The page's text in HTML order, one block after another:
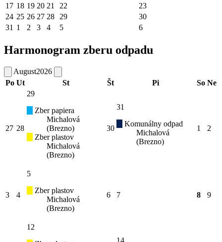
17 18 19 20 21 22
23
24 25 26 27 28 29
30
31 1 2 3 4 5 6
Harmonogram zberu odpadu
August2026
Po Ut St Št Pi So Ne
27 28
29
Zber papiera
Michalová
(Brezno)
Zber plastov
Michalová
(Brezno)
30
31
Komunálny odpad
Michalová
(Brezno)
1 2
3 4
5
Zber plastov
Michalová
(Brezno)
6 7 8 9
12
14